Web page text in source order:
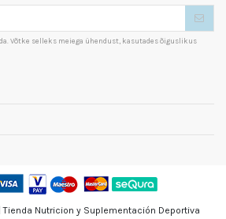
Võtke selleks meiega ühendust, kasutades õiguslikus
Nutricion y Suplementación Deportiva